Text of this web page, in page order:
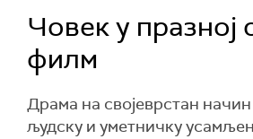
Човек у празној
филм
Драма на својеврстан начин
људску и уметничку